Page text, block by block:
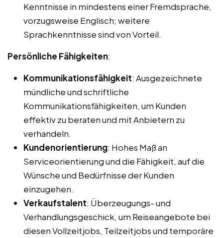
Kenntnisse in mindestens einer Fremdsprache,
vorzugsweise Englisch; weitere
Sprachkenntnisse sind von Vorteil.
Persönliche Fähigkeiten:
Kommunikationsfähigkeit: Ausgezeichnete
mündliche und schriftliche
Kommunikationsfähigkeiten, um Kunden
effektiv zu beraten und mit Anbietern zu
verhandeln.
Kundenorientierung: Hohes Maß an
Serviceorientierung und die Fähigkeit, auf die
Wünsche und Bedürfnisse der Kunden
einzugehen.
Verkaufstalent: Überzeugungs- und
Verhandlungsgeschick, um Reiseangebote bei
diesen Vollzeitjobs, Teilzeitjobs und temporäre